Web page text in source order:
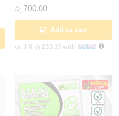
රු 700.00
Add to cart
or 3 X රු 233.33 with